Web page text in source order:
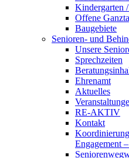
Kindergarten
Offene
Baugebiete
Senioren- und
Unsere
Sprechzeiten
Ehrenamt
Aktuelles
RE-AKTIV
Kontakt
Engagement